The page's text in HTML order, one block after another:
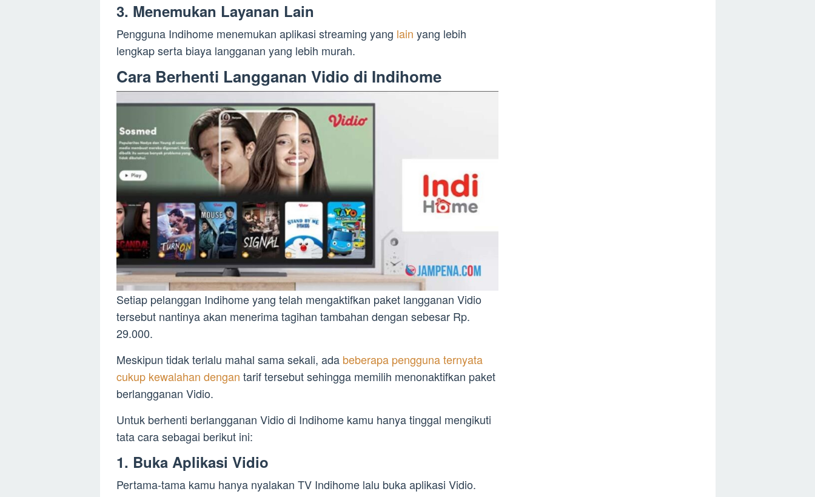
3. Menemukan Layanan Lain
Pengguna Indihome menemukan aplikasi streaming yang lain yang lebih
lengkap serta biaya langganan yang lebih murah.
Cara Berhenti Langganan Vidio di Indihome
Setiap pelanggan Indihome yang telah mengaktifkan paket langganan Vidio
tersebut nantinya akan menerima tagihan tambahan dengan sebesar Rp.
29.000.
Meskipun tidak terlalu mahal sama sekali, ada beberapa pengguna ternyata
cukup kewalahan dengan tarif tersebut sehingga memilih menonaktifkan paket
berlangganan Vidio.
Untuk berhenti berlangganan Vidio di Indihome kamu hanya tinggal mengikuti
tata cara sebagai berikut ini:
1. Buka Aplikasi Vidio
Pertama-tama kamu hanya nyalakan TV Indihome lalu buka aplikasi Vidio.